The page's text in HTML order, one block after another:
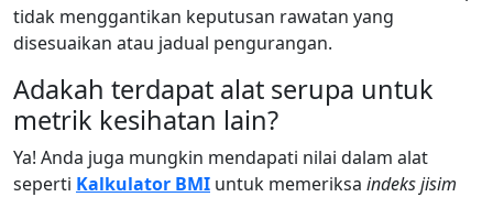
tidak menggantikan keputusan rawatan yang
disesuaikan atau jadual pengurangan.
Adakah terdapat alat serupa untuk
metrik kesihatan lain?
Ya! Anda juga mungkin mendapati nilai dalam alat
seperti Kalkulator BMI untuk memeriksa indeks jisim